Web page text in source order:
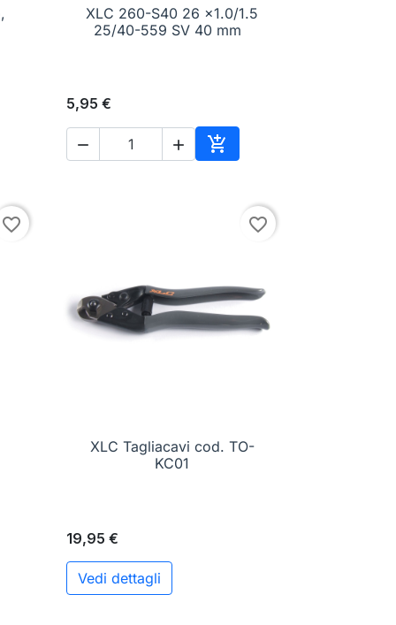
 Anteprima
XLC 260-S40 26 x1.0/1.5
25/40-559 SV 40 mm
5,95 €
  
Aggiungi al carrello
favorite_border
al carrello
favorite_border
 Anteprima
XLC Tagliacavi cod. TO-
KC01
19,95 €
Vedi dettagli